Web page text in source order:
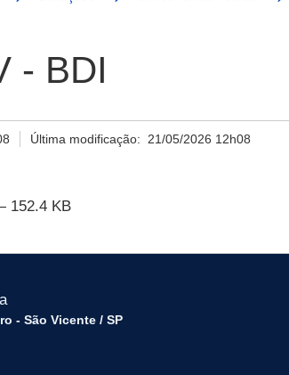
- BDI
Última modificação: 21/05/2026 12h08
152.4 KB
- São Vicente / SP